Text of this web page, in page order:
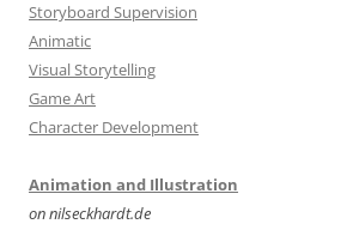
Storyboard Supervision
Animatic
Visual Storytelling
Game Art
Character Development
Animation and Illustration
on nilseckhardt.de